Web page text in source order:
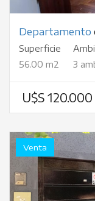
Departamento
Superficie
56.00 m2
3
U$S 120.000
Venta